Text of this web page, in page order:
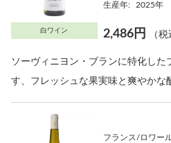
白ワイン
生産年:
2025年
2,486円 （税
ソーヴィニヨン・ブランに特化した
す、フレッシュな果実味と爽やかな
フランス/ロワー